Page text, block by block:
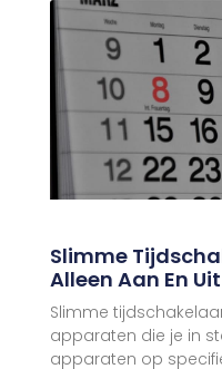
Slimme
Alleen Aan En Uit
Slimme
apparaten die je in
apparaten op